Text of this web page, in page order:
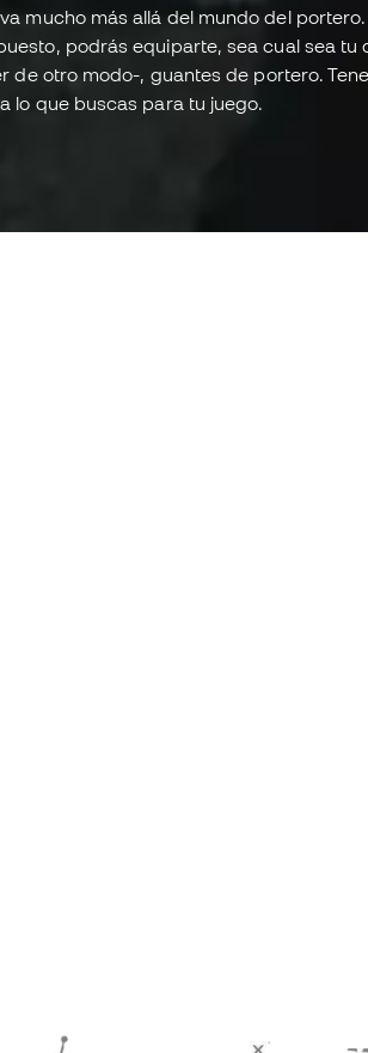
mucho más allá del mundo del
podrás equiparte, sea cual sea
de otro modo-, guantes de portero.
lo que buscas para tu juego.